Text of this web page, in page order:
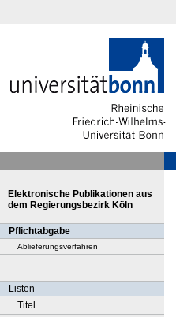
Elektronische Publikationen aus
dem Regierungsbezirk Köln
Pflichtabgabe
Ablieferungsverfahren
Listen
Titel